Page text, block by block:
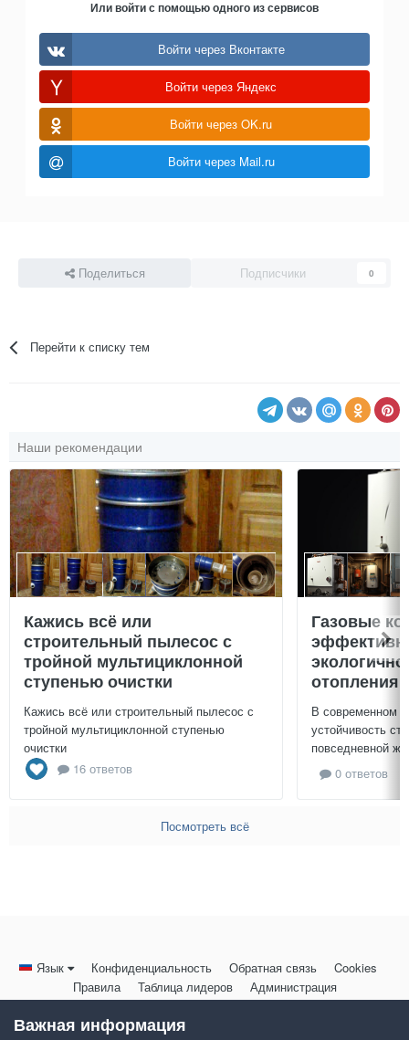
Или войти с помощью одного из сервисов
Войти через Вконтакте
Войти через Яндекс
Войти через OK.ru
Войти через Mail.ru
Поделиться Подписчики 0
Перейти к списку тем
Наши рекомендации
Кажись всё или
строительный пылесос с
тройной мультициклонной
ступенью очистки
Кажись всё или строительный пылесос с
тройной мультициклонной ступенью
очистки
16 ответов
Газовые
отопления
В современном
устойчивость
повседневной
0 ответов
Посмотреть всё
Язык Конфиденциальность Обратная связь
Cookies
Правила
Таблица лидеров Администрация
Powered by Invision Community
Важная информация